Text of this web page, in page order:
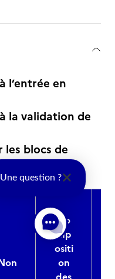
l’entrée en
la validation de
les blocs de
Co
mp
ositi
on
Une question ?